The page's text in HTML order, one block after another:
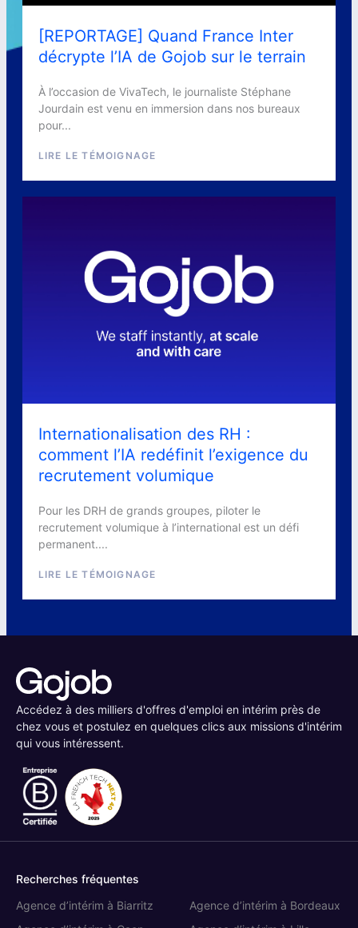
[REPORTAGE] Quand France Inter
décrypte l’IA de Gojob sur le terrain
À l’occasion de VivaTech, le journaliste Stéphane
Jourdain est venu en immersion dans nos bureaux
pour...
LIRE LE TÉMOIGNAGE
Internationalisation des RH :
comment l’IA redéfinit l’exigence du
recrutement volumique
Pour les DRH de grands groupes, piloter le
recrutement volumique à l’international est un défi
permanent....
LIRE LE TÉMOIGNAGE
Accédez à des milliers d'offres d'emploi en intérim près de
chez vous et postulez en quelques clics aux missions d'intérim
qui vous intéressent.
Recherches fréquentes
Agence d’intérim à Biarritz
Agence d’intérim à Bordeaux